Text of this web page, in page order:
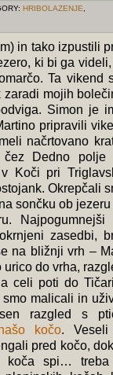
HRIBOLAZENJE
in tako izpustili
ki bi ga
Ta vikend
zaradi mojih
Simon je
pripravili
načrtovano
Dedno polje
Koči pri
Okrepčali
sončku ob jezeru
Najpogumnejši
zasedbi,
na bližnji vrh –
urico do vrha,
celi poti do
malicali in
razgled s
kočo.
pred kočo,
koča spi…